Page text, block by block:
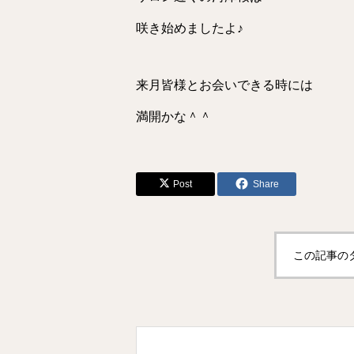
咲き始めましたよ♪
来月皆様とお会いできる時には
満開かな＾＾
Post Share
この記事の